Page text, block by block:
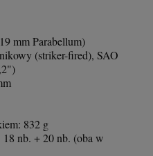
mm Parabellum)
(striker-fired), SAO
832 g
nb. + 20 nb. (oba w